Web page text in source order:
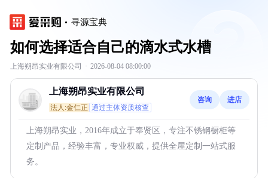
寻源宝典
如何选择适合自己的滴水式水槽
上海朔昂实业有限公司 · 2026-08-04 08:00:00
上海朔昂实业有限公司
法人:金仁正 通过主体资质核查
咨询 进店
上海朔昂实业，2016年成立于奉贤区，专注不锈钢橱柜等
定制产品，经验丰富，专业权威，提供全屋定制一站式服
务。